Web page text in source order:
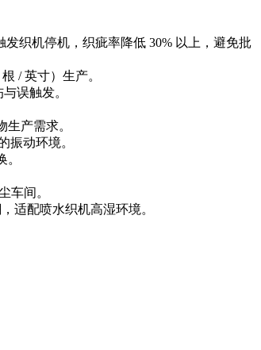
发织机停机，织疵率降低 30% 以上，避免批
/ 英寸）生产。
误触发。
产需求。
振动环境。
车间。
适配喷水织机高湿环境。